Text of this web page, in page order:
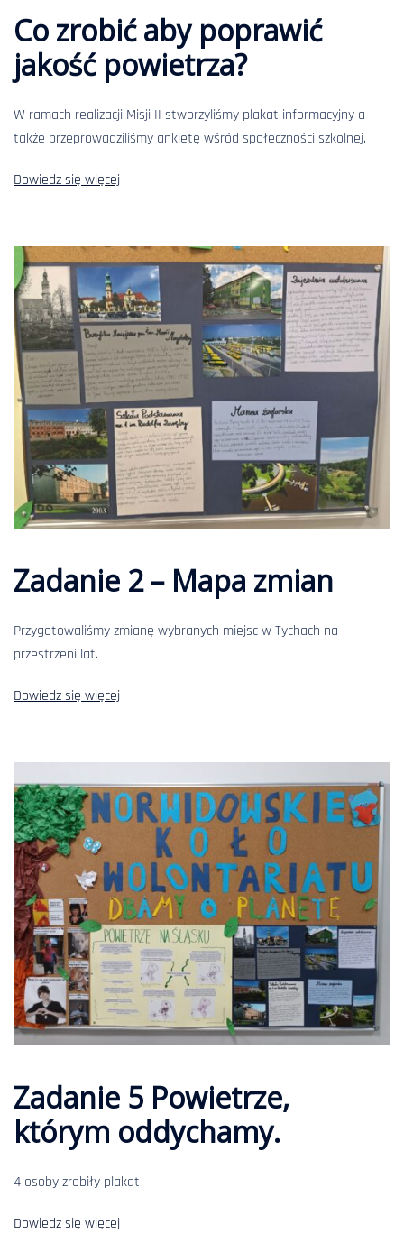
Co zrobić aby poprawić
jakość powietrza?
W ramach realizacji Misji II stworzyliśmy plakat informacyjny a
także przeprowadziliśmy ankietę wśród społeczności szkolnej.
Dowiedz się więcej
Zadanie 2 – Mapa zmian
Przygotowaliśmy zmianę wybranych miejsc w Tychach na
przestrzeni lat.
Dowiedz się więcej
Zadanie 5 Powietrze,
którym oddychamy.
4 osoby zrobiły plakat
Dowiedz się więcej